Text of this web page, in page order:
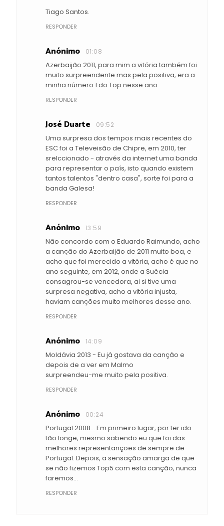
Tiago Santos.
RESPONDER
Anónimo 01:08
Azerbaijão 2011, para mim a vitória também foi
muito surpreendente mas pela positiva, era a
minha número 1 do Top nesse ano.
RESPONDER
José Duarte 09:52
Uma surpresa dos tempos mais recentes do
ESC foi a Televeisão de Chipre, em 2010, ter
srelccionado - através da internet uma banda
para representar o país, isto quando existem
tantos talentos "dentro casa", sorte foi para a
banda Galesa!
RESPONDER
Anónimo 13:59
Não concordo com o Eduardo Raimundo, acho
a canção do Azerbaijão de 2011 muito boa, e
acho que foi merecido a vitória, acho é que no
ano seguinte, em 2012, onde a Suécia
consagrou-se vencedora, ai si tive uma
surpresa negativa, acho a vitória injusta,
haviam canções muito melhores desse ano.
RESPONDER
Anónimo 14:09
Moldávia 2013 - Eu já gostava da canção e
depois de a ver em Malmo
surpreendeu-me muito pela positiva.
RESPONDER
Anónimo 00:24
Portugal 2008... Em primeiro lugar, por ter ido
tão longe, mesmo sabendo eu que foi das
melhores representanções de sempre de
Portugal. Depois, a sensação amarga de que
se não fizemos Top5 com esta canção, nunca
faremos...
RESPONDER